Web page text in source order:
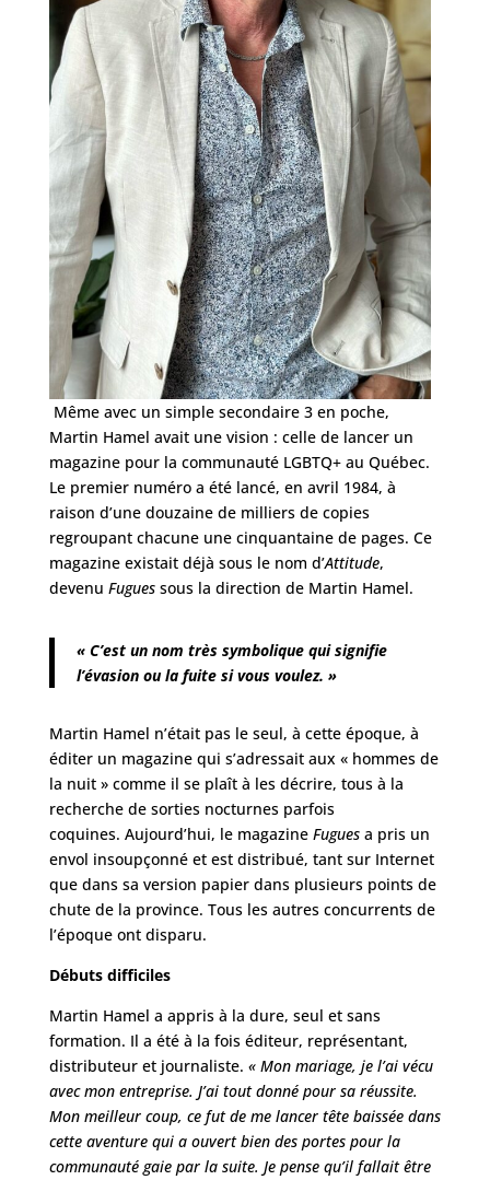
Même avec un simple secondaire 3 en poche,
Martin Hamel avait une vision : celle de lancer un
magazine pour la communauté LGBTQ+ au Québec.
Le premier numéro a été lancé, en avril 1984, à
raison d’une douzaine de milliers de copies
regroupant chacune une cinquantaine de pages. Ce
magazine existait déjà sous le nom d’Attitude,
devenu Fuguessous la direction de Martin Hamel.
« C’est un nom très symbolique qui signifie
l’évasion ou la fuite si vous voulez. »
Martin Hamel n’était pas le seul, à cette époque, à
éditer un magazine qui s’adressait aux « hommes de
la nuit » comme il se plaît à les décrire, tous à la
recherche de sorties nocturnes parfois
coquines. Aujourd’hui, le magazine Fuguesa pris un
envol insoupçonné et est distribué, tant sur Internet
que dans sa version papier dans plusieurs points de
chute de la province. Tous les autres concurrents de
l’époque ont disparu.
Débuts difficiles
Martin Hamel a appris à la dure, seul et sans
formation. Il a été à la fois éditeur, représentant,
distributeur et journaliste. « Mon mariage, je l’ai vécu
avec mon entreprise. J’ai tout donné pour sa réussite.
Mon meilleur coup, ce fut de me lancer tête baissée dans
cette aventure qui a ouvert bien des portes pour la
communauté gaie par la suite. Je pense qu’il fallait être